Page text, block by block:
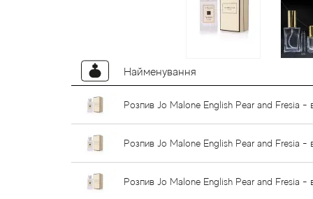
Найменування
Розпив Jo Malone English Pear and Fresia -
Розпив Jo Malone English Pear and Fresia -
Розпив Jo Malone English Pear and Fresia -